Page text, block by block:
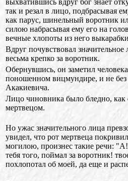
выхватившись вдруг бог знает
так и резал в лицо, подбрасывая
как парус, шинельный воротник
силою набрасывая ему его на
вечные хлопоты из него
Вдруг почувствовал значительное
весьма крепко за воротник.
Обернувшись, он заметил
поношенном вицмундире, и не
Акакиевича.
Лицо чиновника было бледно, как
мертвецом.
Но ужас значительного лица
увидел, что рот мертвеца
могилою, произнес такие речи:
тебя того, поймал за воротник!
похлопотал об моей, да еще и